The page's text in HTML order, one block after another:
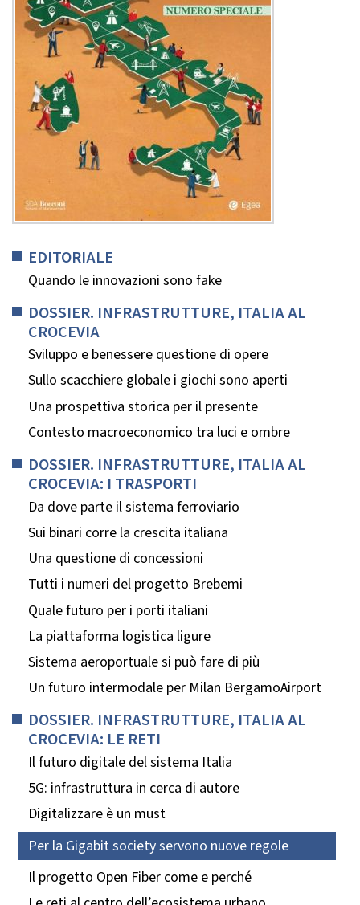
EDITORIALE
Quando le innovazioni sono fake
DOSSIER. INFRASTRUTTURE, ITALIA AL
CROCEVIA
Sviluppo e benessere questione di opere
Sullo scacchiere globale i giochi sono aperti
Una prospettiva storica per il presente
Contesto macroeconomico tra luci e ombre
DOSSIER. INFRASTRUTTURE, ITALIA AL
CROCEVIA: I TRASPORTI
Da dove parte il sistema ferroviario
Sui binari corre la crescita italiana
Una questione di concessioni
Tutti i numeri del progetto Brebemi
Quale futuro per i porti italiani
La piattaforma logistica ligure
Sistema aeroportuale si può fare di più
Un futuro intermodale per Milan BergamoAirport
DOSSIER. INFRASTRUTTURE, ITALIA AL
CROCEVIA: LE RETI
Il futuro digitale del sistema Italia
5G: infrastruttura in cerca di autore
Digitalizzare è un must
Per la Gigabit society servono nuove regole
Il progetto Open Fiber come e perché